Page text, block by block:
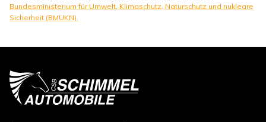
Bundesministerium für Umwelt, Klimaschutz, Naturschutz und nukleare
Sicherheit (BMUKN).